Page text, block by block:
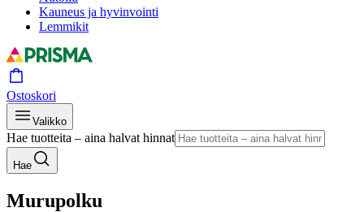
Kauneus ja hyvinvointi
Lemmikit
Ostoskori
Valikko
Hae tuotteita – aina halvat hinnat
Hae
Murupolku